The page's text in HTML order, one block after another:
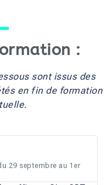
:
sont issus des
en fin de formation
29 septembre au 1er